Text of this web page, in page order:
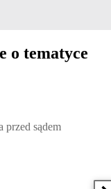
o tematyce
sądem lekarskim,
przed sądem